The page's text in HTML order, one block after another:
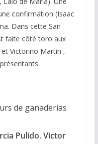
confirmation (Isaac
Dans cette San
faite côté toro aux
Victorino Martin ,
de ganaderias
Pulido, Victor